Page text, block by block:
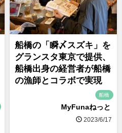
船橋の「瞬〆スズキ」を
グランスタ東京で提供、
船橋出身の経営者が船橋
の漁師とコラボで実現
船橋
MyFunaねっと
2023/6/17